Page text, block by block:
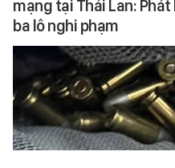
mạng tại Thái Lan:
ba lô nghi phạm